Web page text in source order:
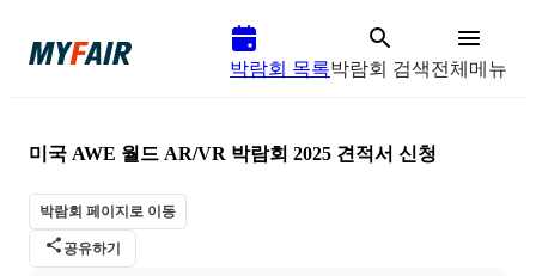
박람회 목록박람회 검색전체메뉴
미국 AWE 월드 AR/VR 박람회 2025 견적서 신청
박람회 페이지로 이동
공유하기